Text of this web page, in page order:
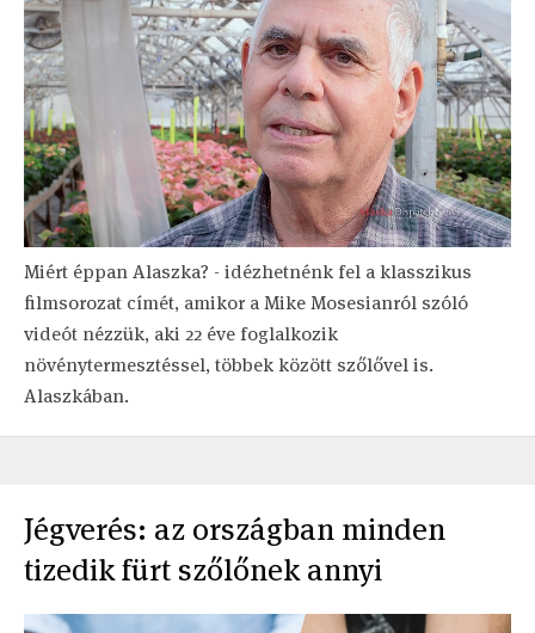
Miért éppan Alaszka? - idézhetnénk fel a klasszikus
filmsorozat címét, amikor a Mike Mosesianról szóló
videót nézzük, aki 22 éve foglalkozik
növénytermesztéssel, többek között szőlővel is.
Alaszkában.
Jégverés: az országban minden
tizedik fürt szőlőnek annyi